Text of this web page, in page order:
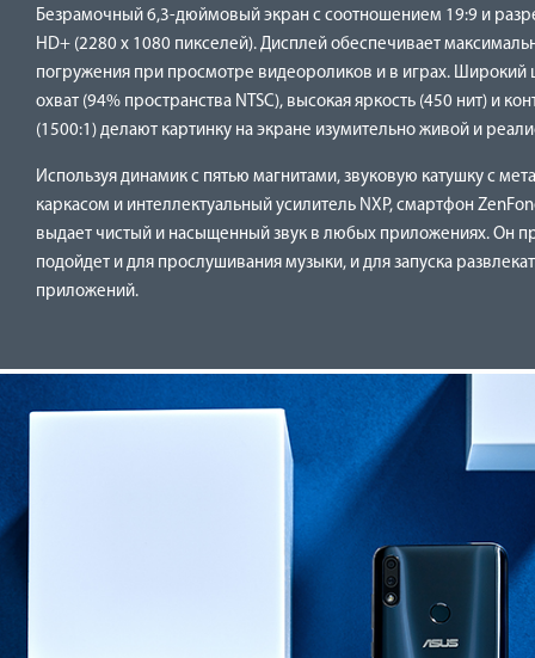
Безрамочный 6,3-дюймовый экран с соотношением 19:9 и
HD+ (2280 x 1080 пикселей). Дисплей обеспечивает
погружения при просмотре видеороликов и в играх. Широкий
охват (94% пространства NTSC), высокая яркость (450 нит) и
(1500:1) делают картинку на экране изумительно живой и
Используя динамик с пятью магнитами, звуковую катушку с
каркасом и интеллектуальный усилитель NXP, смартфон
выдает чистый и насыщенный звук в любых приложениях. Он
подойдет и для прослушивания музыки, и для запуска
приложений.